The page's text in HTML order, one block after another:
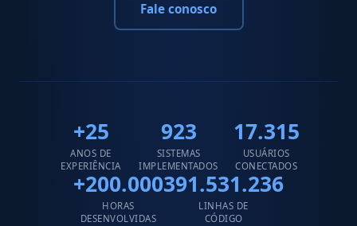
Fale conosco
+25
ANOS DE
EXPERIÊNCIA
923
SISTEMAS
IMPLEMENTADOS
17.315
USUÁRIOS
CONECTADOS
+200.000
HORAS
DESENVOLVIDAS
391.531.236
LINHAS DE
CÓDIGO